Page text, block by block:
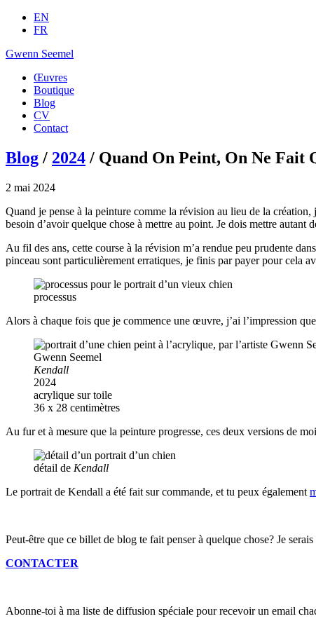
EN
FR
Gwenn Seemel
Œuvres
Boutique
Blog
CV
Contact
Blog / 2024 / Quand On Peint, On Ne Fait
2 mai 2024
Quand je pense à la peinture comme la révision au lieu de la
besoin d’avoir quelque chose à mettre au point. Je dois mettre
Au fil des ans, cette course à la révision m’a rendue peu prudente
pinceau sont particulièrement erratiques, je finis par payer pour cela
processus
Alors à chaque fois que je commence une œuvre, j’ai l’impression
Gwenn Seemel
Kendall
2024
acrylique sur toile
36 x 28 centimètres
Au fur et à mesure que la peinture progresse, ces deux versions de
détail de Kendall
Le portrait de Kendall a été fait sur commande, et tu peux également
Peut-être que ce billet de blog te fait penser à quelque chose? Je
CONTACTER
Abonne-toi à ma liste de diffusion spéciale pour recevoir un email